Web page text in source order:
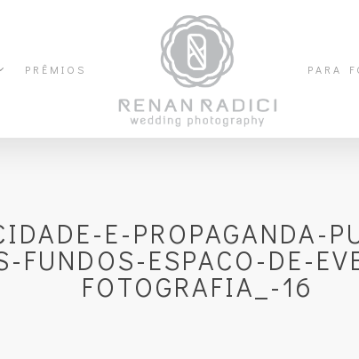
PRÊMIOS PARA
E-PROPAGANDA-
FUNDOS-ESPACO-DE-
FOTOGRAFIA_-16